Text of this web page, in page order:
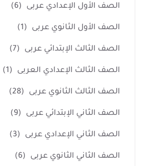
الصف الأول الإعدادي عربى (6)
الصف الأول الثانوي عربى (1)
الصف الثالث الإبتدائي عربى (7)
الصف الثالث الإعدادي العربى (1)
الصف الثالث الثانوي عربى (28)
الصف الثاني الإبتدائي عربى (9)
الصف الثاني الإعدادي عربى (3)
الصف الثاني الثانوي عربى (6)